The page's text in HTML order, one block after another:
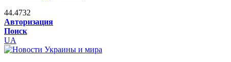
44.4732
Авторизация
Поиск
UA